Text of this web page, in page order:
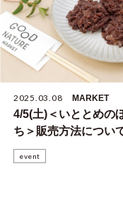
2025.03.08 MARKET
4/5(土)＜いととめの
ち＞販売方法につい
event